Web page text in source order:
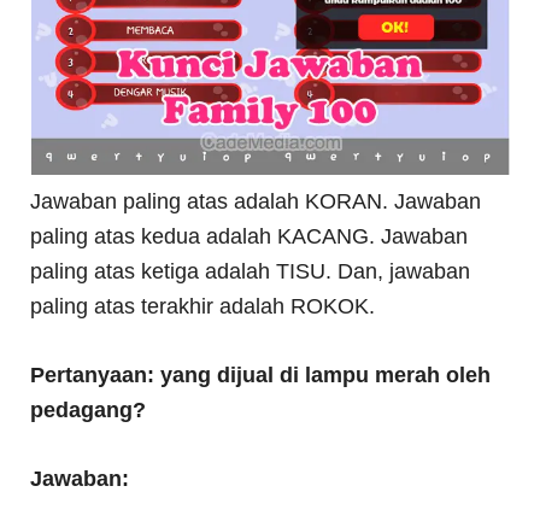
Jawaban paling atas adalah KORAN. Jawaban
paling atas kedua adalah KACANG. Jawaban
paling atas ketiga adalah TISU. Dan, jawaban
paling atas terakhir adalah ROKOK.
Pertanyaan: yang dijual di lampu merah oleh
pedagang?
Jawaban: